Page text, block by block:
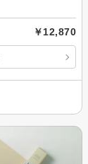
￥12,870